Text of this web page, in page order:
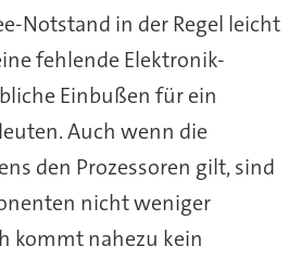
Notstand in der Regel leicht
fehlende Elektronik-
Einbußen für ein
Auch wenn die
den Prozessoren gilt, sind
nicht weniger
kommt nahezu kein